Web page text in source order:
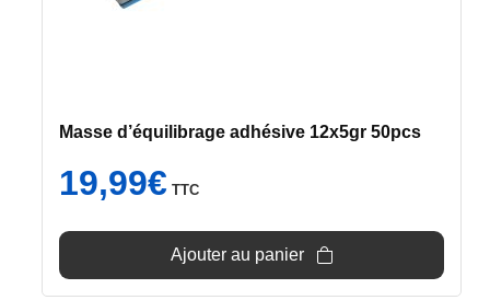
Masse d’équilibrage adhésive 12x5gr 50pcs
19,99€ TTC
Ajouter au panier